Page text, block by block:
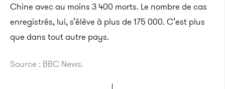
Chine avec au moins 3 400 morts. Le nombre de cas
enregistrés, lui, s’élève à plus de 175 000. C’est plus
que dans tout autre pays.
Source : BBC News.